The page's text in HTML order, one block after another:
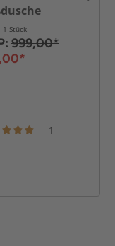
ca. 30
- Schwarz
1 Stück
999,00*
1